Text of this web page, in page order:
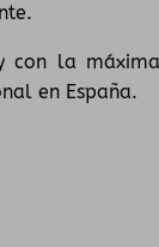
con la
en España.